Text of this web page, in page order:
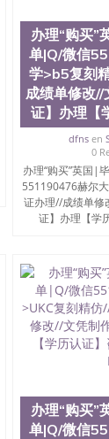
咨询University
办理“购买”
单|Q/微信
学>b5复刻
成绩单修改//
证】办理【
dfnsen
0
办理“购买”英国|
551190476赫尔
证办理//成绩单修
证】办理【学
办理“购买”
单|Q/微信